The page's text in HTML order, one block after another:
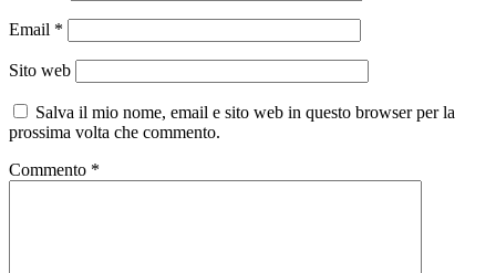
Email *
Sito web
Salva il mio nome, email e sito web in questo browser per la
prossima volta che commento.
Commento *